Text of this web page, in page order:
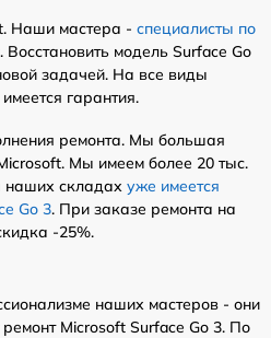
Наши мастера - специалисты по
. Восстановить модель Surface Go
задачей. На все виды
гарантия.
ремонта. Мы большая
Мы имеем более 20 тыс.
наших складах уже имеется
Go 3. При заказе ремонта на
-25%.
наших мастеров - они
Microsoft Surface Go 3. По